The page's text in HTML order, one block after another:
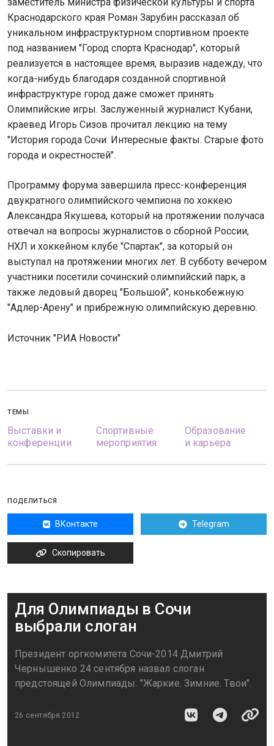
Краснодарского края Роман Зарубин рассказал об
уникальном инфраструктурном спортивном проекте
под названием "Город спорта Краснодар", который
реализуется в настоящее время, выразив надежду, что
когда-нибудь благодаря созданной спортивной
инфраструктуре город даже сможет принять
Олимпийские игры. Заслуженный журналист Кубани,
краевед Игорь Сизов прочитал лекцию на тему
"История города Сочи. Интересные факты. Старые фото
города и окрестностей".
Программу форума завершила пресс-конференция
двукратного олимпийского чемпиона по хоккею
Александра Якушева, который на протяжении получаса
отвечал на вопросы журналистов о сборной России,
НХЛ и хоккейном клубе "Спартак", за который он
выступал на протяжении многих лет. В субботу вечером
участники посетили сочинский олимпийский парк, а
также ледовый дворец "Большой", конькобежную
"Адлер-Арену" и прибрежную олимпийскую деревню.
Источник "РИА Новости"
ТЕМЫ
Выставки и
конференции
Спортивные
мероприятия
Образование
и карьера
ПОДЕЛИТЬСЯ
ВКонтакте Telegram
Скопировать
Для Олимпиады в Сочи
выбрали слоган
Президент оргкомитета Сочи-2014 Дмитрий
Чернышенко 24 сентября назвал слоган
предстоящей Олимпиады: "Жаркие. Зимние. Твои".
26 сентября 2012